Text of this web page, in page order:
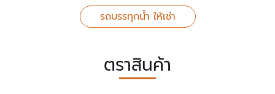
รถบรรทุกน้ำ ให้เช่า
ตราสินค้า